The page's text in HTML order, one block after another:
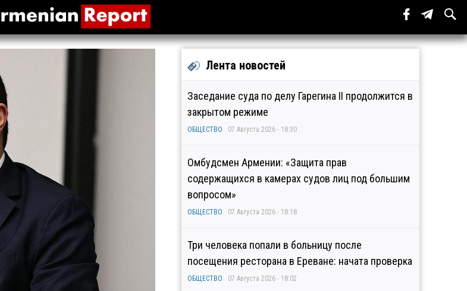
Лента новостей
Заседание суда по делу Гарегина II продолжится в
закрытом режиме
ОБЩЕСТВО 07 Августа 2026 - 18:30
Омбудсмен Армении: «Защита прав
содержащихся в камерах судов лиц под большим
вопросом»
ОБЩЕСТВО 07 Августа 2026 - 18:18
Три человека попали в больницу после
посещения ресторана в Ереване: начата проверка
ОБЩЕСТВО 07 Августа 2026 - 18:02